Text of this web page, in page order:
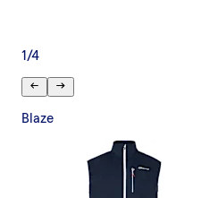
1 /4
Blaze